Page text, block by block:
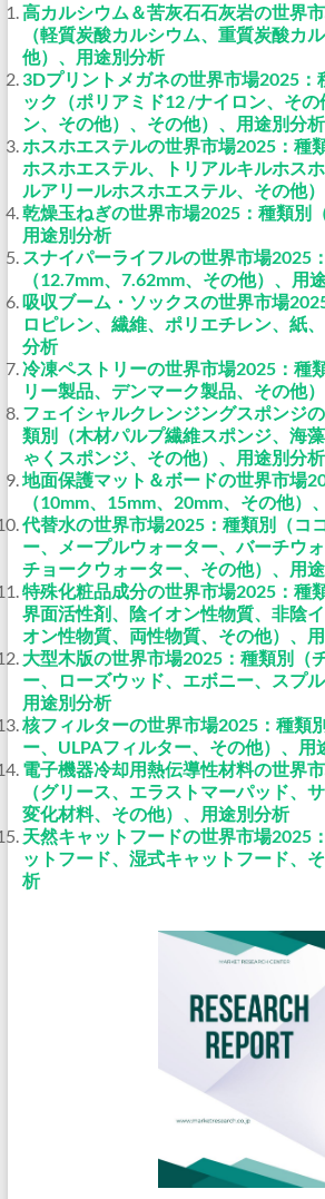
高カルシウム＆苦灰石石灰岩の世界
（軽質炭酸カルシウム、重質炭酸カ
他）、用途別分析
3Dプリントメガネの世界市場2025：
ック（ポリアミド12 /ナイロン、そ
ン、その他）、その他）、用途別分析
ホスホエステルの世界市場2025：種
ホスホエステル、トリアルキルホス
ルアリールホスホエステル、その他
乾燥玉ねぎの世界市場2025：種類別
用途別分析
スナイパーライフルの世界市場2025
（12.7mm、7.62mm、その他）、用
吸収ブーム・ソックスの世界市場
ロピレン、繊維、ポリエチレン、紙
分析
冷凍ペストリーの世界市場2025：種
リー製品、デンマーク製品、その他
フェイシャルクレンジングスポンジ
類別（木材パルプ繊維スポンジ、海
ゃくスポンジ、その他）、用途別分析
地面保護マット＆ボードの世界市場
（10mm、15mm、20mm、その他）
代替水の世界市場2025：種類別（コ
ー、メープルウォーター、バーチウ
チョークウォーター、その他）、用
特殊化粧品成分の世界市場2025：種
界面活性剤、陰イオン性物質、非陰
オン性物質、両性物質、その他）、
大型木版の世界市場2025：種類別（
ー、ローズウッド、エボニー、スプル
用途別分析
核フィルターの世界市場2025：種類
ー、ULPAフィルター、その他）、用
電子機器冷却用熱伝導性材料の世界
（グリース、エラストマーパッド、
変化材料、その他）、用途別分析
天然キャットフードの世界市場2025
ットフード、湿式キャットフード、
析